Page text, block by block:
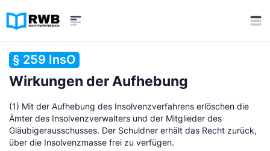
§ 259 InsO
Wirkungen der Aufhebung
(1) Mit der Aufhebung des Insolvenzverfahrens erlöschen die
Ämter des Insolvenzverwalters und der Mitglieder des
Gläubigerausschusses. Der Schuldner erhält das Recht zurück,
über die Insolvenzmasse frei zu verfügen.